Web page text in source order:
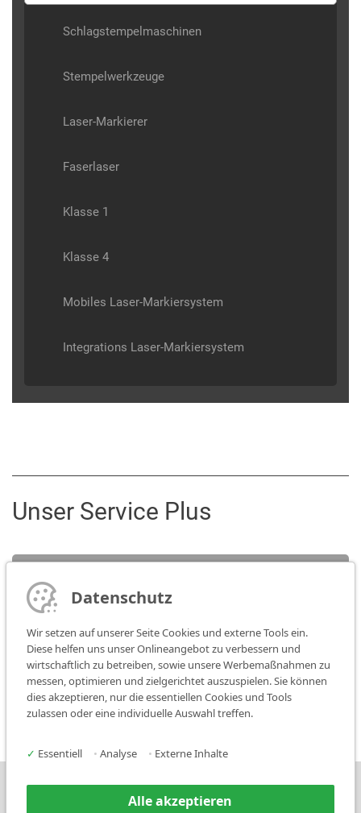
Schlagstempelmaschinen
Stempelwerkzeuge
Laser-Markierer
Faserlaser
Klasse 1
Klasse 4
Mobiles Laser-Markiersystem
Integrations Laser-Markiersystem
Unser Service Plus
Medien
Presse Kontakt
Datenschutz
Wir setzen auf unserer Seite Cookies und externe Tools ein.
Diese helfen uns unser Onlineangebot zu verbessern und
wirtschaftlich zu betreiben, sowie unsere Werbemaßnahmen zu
messen, optimieren und zielgerichtet auszuspielen. Sie können
dies akzeptieren, nur die essentiellen Cookies und Tools
zulassen oder eine individuelle Auswahl treffen.
✓ Essentiell • Analyse • Externe Inhalte
Alle akzeptieren